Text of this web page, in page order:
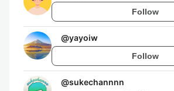
Follow
@yayoiw
Follow
@sukechannnn